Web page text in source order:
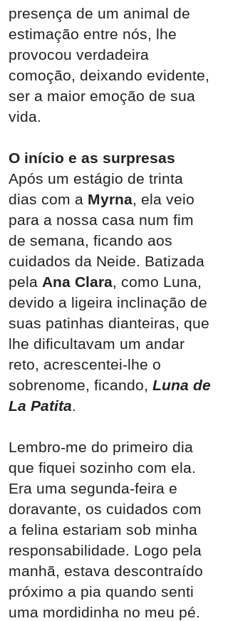
presença de um animal de
estimação entre nós, lhe
provocou verdadeira
comoção, deixando evidente,
ser a maior emoção de sua
vida.
O início e as surpresas
Após um estágio de trinta
dias com a Myrna, ela veio
para a nossa casa num fim
de semana, ficando aos
cuidados da Neide. Batizada
pela Ana Clara, como Luna,
devido a ligeira inclinação de
suas patinhas dianteiras, que
lhe dificultavam um andar
reto, acrescentei-lhe o
sobrenome, ficando, Luna de
La Patita.
Lembro-me do primeiro dia
que fiquei sozinho com ela.
Era uma segunda-feira e
doravante, os cuidados com
a felina estariam sob minha
responsabilidade. Logo pela
manhã, estava descontraído
próximo a pia quando senti
uma mordidinha no meu pé.